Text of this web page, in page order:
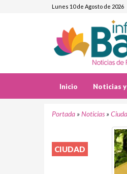
Lunes 10 de Agosto de 2026
Inicio Noticias
Portada »Noticias »
CIUDAD